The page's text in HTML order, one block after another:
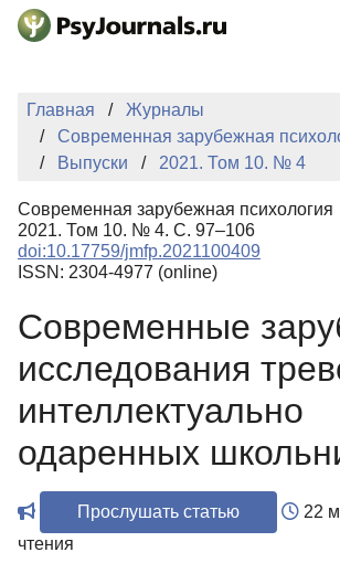
Перейти к основному содержанию
НОВОСТИ
ИЗДАНИЯ
АВТОРЫ
БАЗА ЗНАНИЙ
КЛЮЧЕВЫЕ СЛОВА
Регистрация
Главная
Журналы
Современная зарубежная
Выпуски
2021. Том 10. № 4
Современная зарубежная психология
2021. Том 10. № 4. С. 97–106
doi:10.17759/jmfp.2021100409
ISSN: 2304-4977 (online)
Современные
исследования
интеллектуально
одаренных
Прослушать статью
22
чтения